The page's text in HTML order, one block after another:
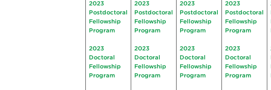
2023
Postdoctoral
Fellowship
Program
2023
Doctoral
Fellowship
Program
2023
Postdoctoral
Fellowship
Program
2023
Doctoral
Fellowship
Program
2023
Postdoctoral
Fellowship
Program
2023
Doctoral
Fellowship
Program
2023
Postdoctoral
Fellowship
Program
2023
Doctoral
Fellowship
Program